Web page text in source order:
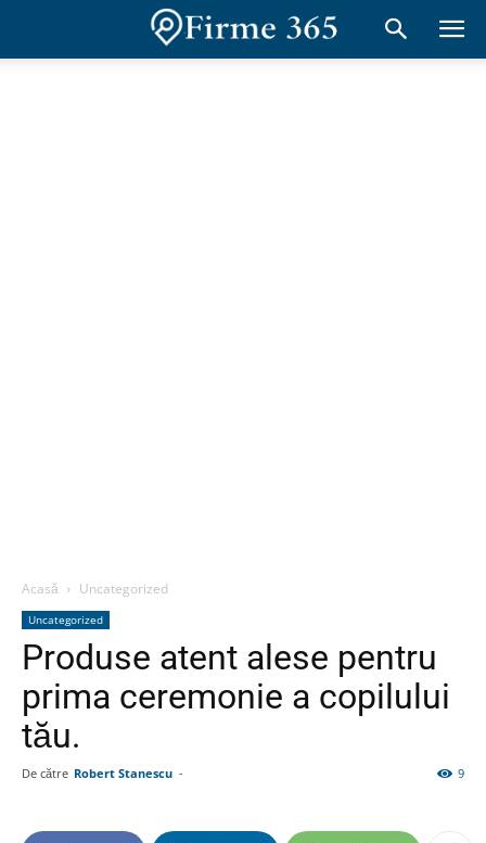
Acasă Uncategorized
Uncategorized
Produse atent alese pentru
prima ceremonie a copilului
tău.
De către Robert Stanescu - 9